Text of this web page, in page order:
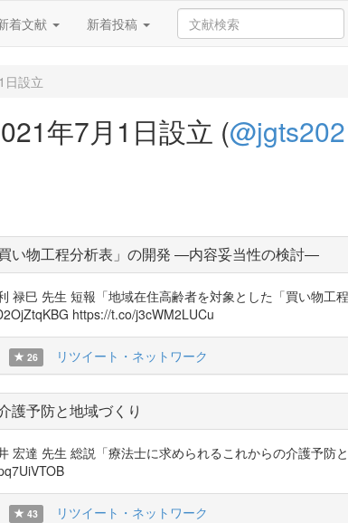
着文献 新着投稿
日設立
年7月1日設立 (
い物工程分析表」の開発 ―内容妥当性の検討―
禄巳 先生 短報「地域在住高齢者を対象とした「買い物
https://t.co/j3cWM2LUCu
26 リツイート・ネットワーク
護予防と地域づくり
宏達 先生 総説「療法士に求められるこれからの介護予防
43 リツイート・ネットワーク